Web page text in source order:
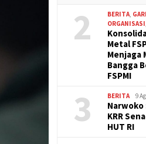
2 BERITA
ORGANISASI
Metal
Menjaga
Bangga
FSPMI
3 BERITA 9
Narwoko
KRR
HUT RI